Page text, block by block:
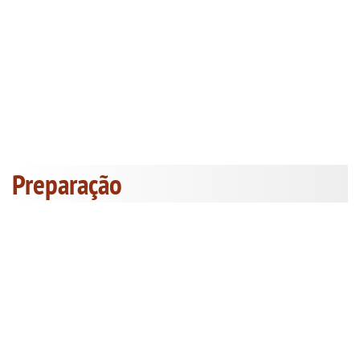
Preparação